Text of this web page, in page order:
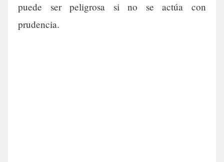
puede ser peligrosa si no se actúa con
prudencia.